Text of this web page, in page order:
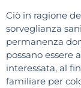
Ciò in ragione
sorveglianza
permanenza
possano essere
interessata, al
familiare per